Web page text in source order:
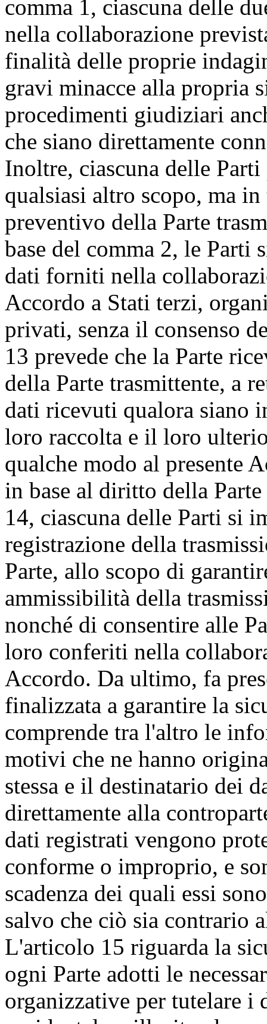
comma 1, ciascuna delle
nella collaborazione
finalità delle proprie
gravi minacce alla propria
procedimenti giudiziari
che siano direttamente
Inoltre, ciascuna delle
qualsiasi altro scopo, ma
preventivo della Parte
base del comma 2, le Parti
dati forniti nella
Accordo a Stati terzi,
privati, senza il consenso
13 prevede che la Parte
della Parte trasmittente, a
dati ricevuti qualora siano
loro raccolta e il loro
qualche modo al presente
in base al diritto della
14, ciascuna delle Parti si
registrazione della
Parte, allo scopo di
ammissibilità della
nonché di consentire alle
loro conferiti nella
Accordo. Da ultimo, fa
finalizzata a garantire la
comprende tra l'altro le
motivi che ne hanno
stessa e il destinatario dei
direttamente alla
dati registrati vengono
conforme o improprio, e
scadenza dei quali essi
salvo che ciò sia contrario
L'articolo 15 riguarda la
ogni Parte adotti le
organizzative per tutelare i